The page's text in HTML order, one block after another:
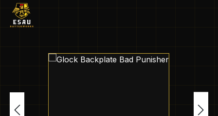
Bildergalerie überspringen